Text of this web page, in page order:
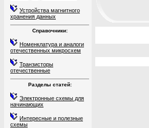
Устройства магнитного
хранения данных
Справочники:
Номенклатура и аналоги
отечественных микросхем
Транзисторы
отечественные
Разделы статей:
Электронные схемы для
начинающих
Интересные и полезные
схемы